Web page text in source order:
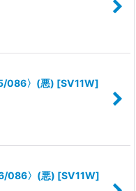
086〉(悪) [SV11W]
086〉(悪) [SV11W]